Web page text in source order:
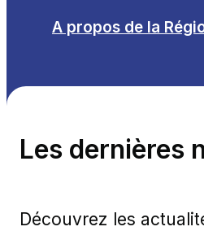
A propos de la
Les dernières
Découvrez les